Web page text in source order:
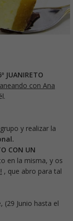
JUANIRETO
con Ana
y realizar la
CON UN
en la misma, y os
, que abro para tal
(29 Junio hasta el